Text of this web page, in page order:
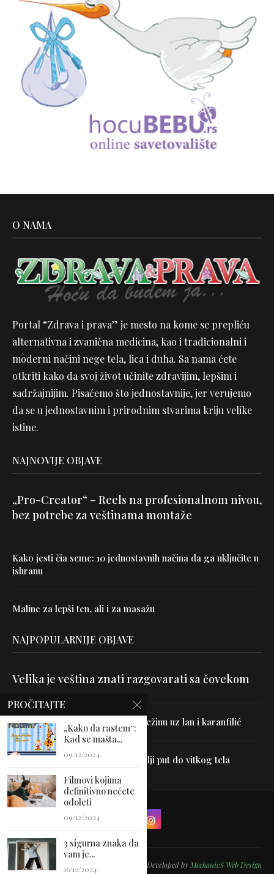
O NAMA
Portal “Zdrava i prava” je mesto na kome se prepliću
alternativna i zvanična medicina, kao i tradicionalni i
moderni načini nege tela, lica i duha. Sa nama ćete
otkriti kako da svoj život učinite zdravijim, lepšim i
sadržajnijim. Pisaćemo što jednostavnije, jer verujemo
da se u jednostavnim i prirodnim stvarima kriju velike
istine.
NAJNOVIJE OBJAVE
„Pro-Creator“ – Reels na profesionalnom nivou,
bez potrebe za veštinama montaže
Kako jesti čia seme: 10 jednostavnih načina da ga uključite u
ishranu
Maline za lepši ten, ali i za masažu
NAJPOPULARNIJE OBJAVE
Velika je veština znati razgovarati sa čovekom
Uništite parazite i normalizujte težinu uz lan i karanfilić
Dr Hajder: Akupunktura je najbolji put do vitkog tela
@2024 - All Right Reserved. Designed and Developed by MechanicS Web Design
PROČITAJTE
„Kako da rastem“:
Kad se mašta...
09/12/2024
Filmovi kojima
definitivno nećete
odoleti
09/12/2024
3 sigurna znaka da
vam je...
16/12/2024